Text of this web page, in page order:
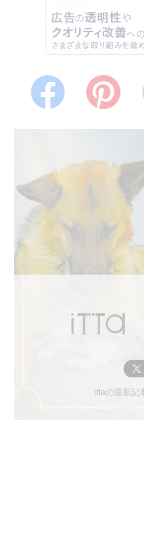
ittaの最新記